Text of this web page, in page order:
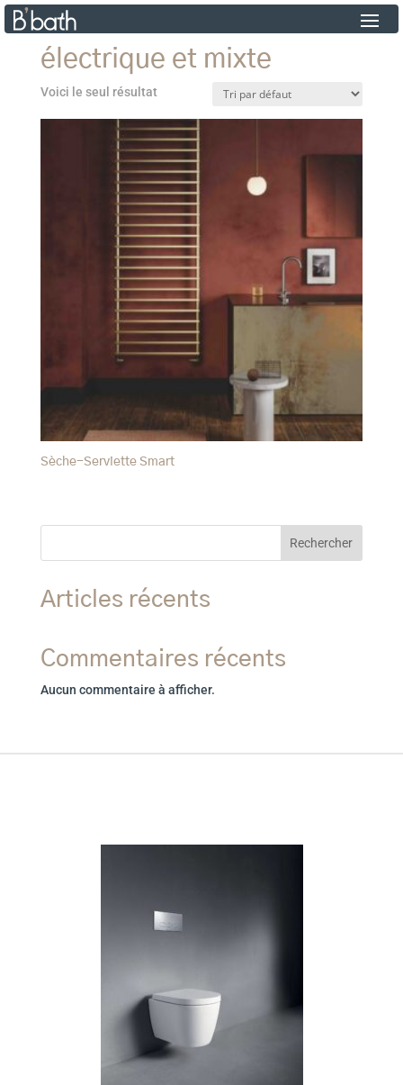
électrique et mixte
Voici le seul résultat
Sèche-Serviette Smart
Rechercher
Articles récents
Commentaires récents
Aucun commentaire à afficher.